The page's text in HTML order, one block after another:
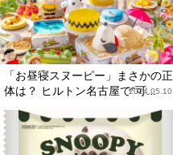
「お昼寝スヌーピー」まさかの正
体は？ ヒルトン名古屋で“可...
2024.05.10